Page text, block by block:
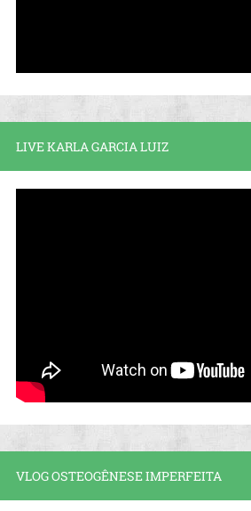
LIVE KARLA GARCIA LUIZ
VLOG OSTEOGÊNESE IMPERFEITA